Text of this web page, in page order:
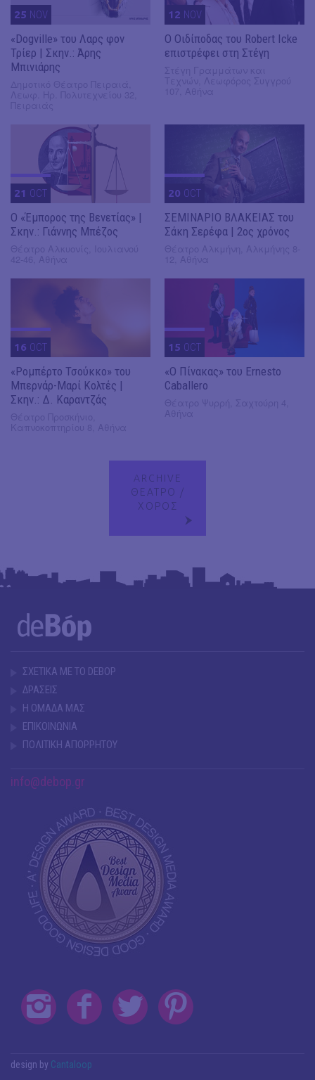
25 NOV
«Dogville» του Λαρς φον
Τρίερ | Σκην.: Άρης
Μπινιάρης
12 NOV
O Οιδίποδας του Robert Icke
επιστρέφει στη Στέγη
21 OCT
Ο «Έμπορος της Βενετίας» |
Σκην.: Γιάννης Μπέζος
20 OCT
ΣΕΜΙΝΑΡΙΟ ΒΛΑΚΕΙΑΣ του
Σάκη Σερέφα | 2ος χρόνος
16 OCT
«Ρομπέρτο Τσούκκο» του
Μπερνάρ-Μαρί Κολτές |
Σκην.: Δ. Καραντζάς
15 OCT
«Ο Πίνακας» του Ernesto
Caballero
ARCHIVE
ΘΕΑΤΡΟ /
ΧΟΡΟΣ
ΣΧΕΤΙΚΑ ΜΕ ΤΟ DEBOP
ΔΡΑΣΕΙΣ
Η ΟΜΑΔΑ ΜΑΣ
ΕΠΙΚΟΙΝΩΝΙΑ
ΠΟΛΙΤΙΚΗ ΑΠΟΡΡΗΤΟΥ
info@debop.gr
design by Cantaloop